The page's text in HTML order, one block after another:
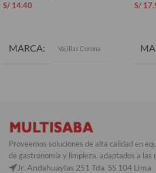
S/ 14.40
MARCA Vajillas Corona
S/
Proveemos soluciones de alta calidad en
de gastronomía y limpieza, adaptados a las
Jr. Andahuaylas 251 Tda. SS 104 Lima